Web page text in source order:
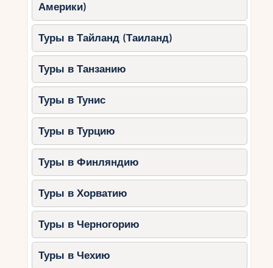
Америки)
Туры в Тайланд (Таиланд)
Туры в Танзанию
Туры в Тунис
Туры в Турцию
Туры в Финляндию
Туры в Хорватию
Туры в Черногорию
Туры в Чехию